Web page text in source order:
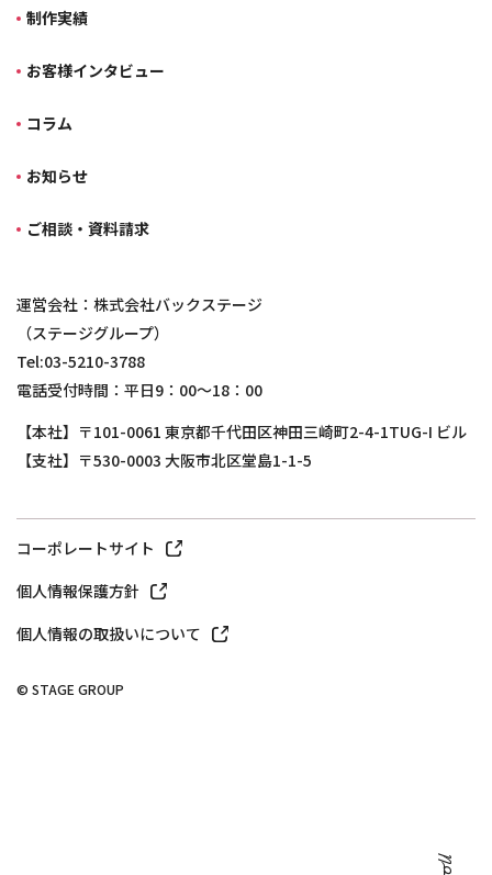
制作実績
お客様インタビュー
コラム
お知らせ
ご相談・資料請求
運営会社：株式会社バックステージ
（ステージグループ）
Tel:03-5210-3788
電話受付時間：平日9：00～18：00
【本社】〒101-0061 東京都千代田区神田三崎町2-4-1TUG-I ビル
【支社】〒530-0003 大阪市北区堂島1-1-5
コーポレートサイト
個人情報保護方針
個人情報の取扱いについて
© STAGE GROUP